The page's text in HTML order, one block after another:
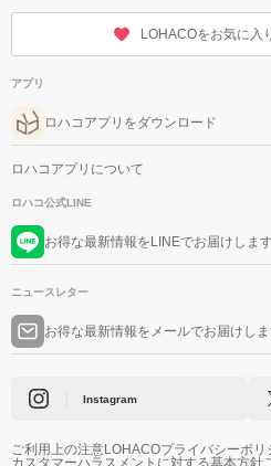
LOHACOをお気に入
アプリ
ロハコアプリをダウンロード
ロハコアプリについて
ロハコ公式LINE
お得な最新情報をLINEでお届けします
ニュースレター
お得な最新情報をメールでお届けし
Instagram
ご利用上の注意LOHACOプライバシーポリ